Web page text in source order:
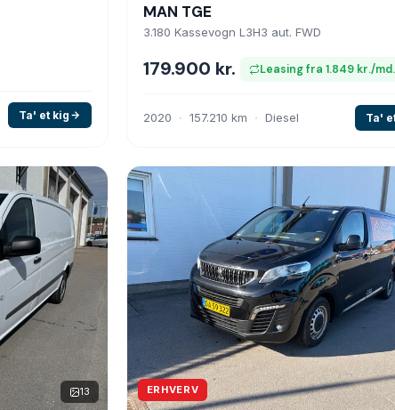
Ta' et kig
MAN TGE
3.180 Kassevogn L3H3 aut. FWD
179.900 kr. Leasing fra 1.849 kr./md.
2020 157.210 km Diesel Ta'
13 ERHVERV